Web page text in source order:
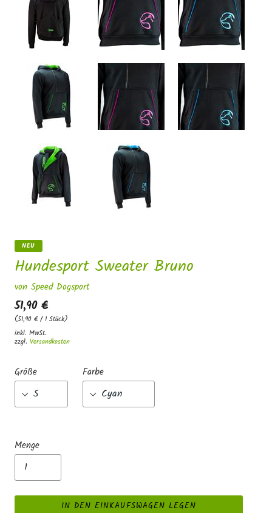
NEU
Hundesport Sweater Bruno
von Speed Dogsport
51,90 €
(51,90 € / 1 Stück)
inkl. MwSt.
zzgl. Versandkosten
Größe Farbe
Menge
IN DEN EINKAUFSWAGEN LEGEN